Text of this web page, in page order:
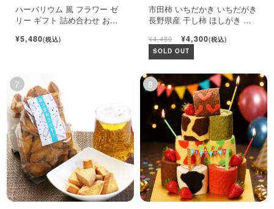
ハーバリウム 風 フラワー ゼ
リー ギフト 詰め合わせ おし
¥5,480(税込)
市田柿 いちだかき いちだがき
長野県産 干し柿 ほしがき い
¥4,480 ¥4,300(税込)
SOLD OUT